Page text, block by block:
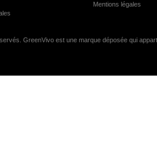
Mentions légales
GreenVivo est une marque déposée qui